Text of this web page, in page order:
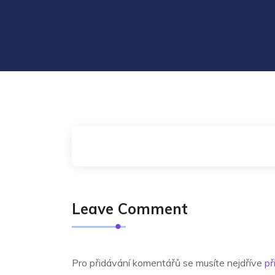
Leave Comment
Pro přidávání komentářů se musíte nejdříve